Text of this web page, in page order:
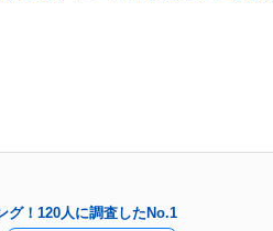
グ！120人に調査したNo.1